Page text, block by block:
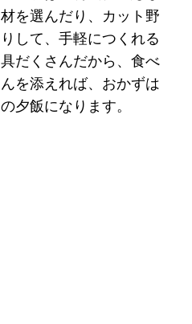
を選んだり、カット野
して、手軽につくれる
だくさんだから、食べ
を添えれば、おかずは
夕飯になります。